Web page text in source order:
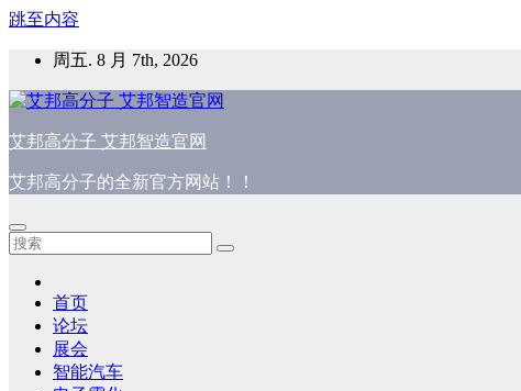
跳至内容
周五. 8 月 7th, 2026
艾邦高分子 艾邦智造官网
艾邦高分子的全新官方网站！！
首页
论坛
展会
智能汽车